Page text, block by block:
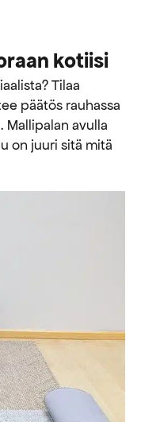
kotiisi
Tilaa
päätös rauhassa
Mallipalan avulla
on juuri sitä mitä